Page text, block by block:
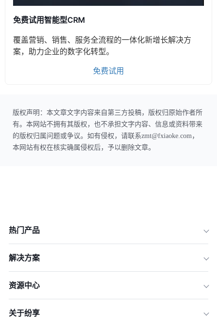
免费试用智能型CRM
覆盖营销、销售、服务全流程的一体化新增长解决方
案，助力企业的数字化转型。
免费试用
版权声明：本文章文字内容来自第三方投稿，版权归原始作者所
有。本网站不拥有其版权，也不承担文字内容、信息或资料带来
的版权归属问题或争议。如有侵权，请联系zmt@fxiaoke.com，
本网站有权在核实确属侵权后，予以删除文章。
热门产品
解决方案
资源中心
关于纷享